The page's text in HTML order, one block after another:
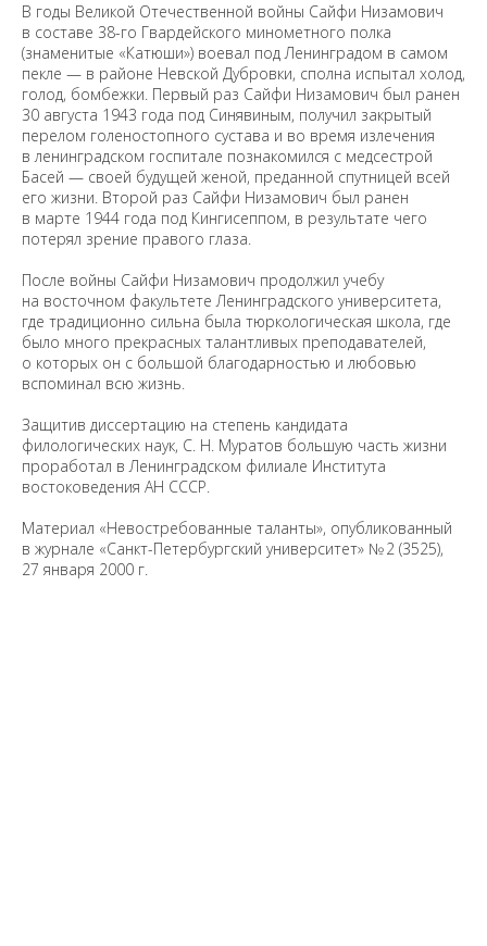
В годы Великой Отечественной войны Сайфи Низамович
в составе 38-го Гвардейского минометного полка
(знаменитые «Катюши») воевал под Ленинградом в самом
пекле — в районе Невской Дубровки, сполна испытал холод,
голод, бомбежки. Первый раз Сайфи Низамович был ранен
30 августа 1943 года под Синявиным, получил закрытый
перелом голеностопного сустава и во время излечения
в ленинградском госпитале познакомился с медсестрой
Басей — своей будущей женой, преданной спутницей всей
его жизни. Второй раз Сайфи Низамович был ранен
в марте 1944 года под Кингисеппом, в результате чего
потерял зрение правого глаза.
После войны Сайфи Низамович продолжил учебу
на восточном факультете Ленинградского университета,
где традиционно сильна была тюркологическая школа, где
было много прекрасных талантливых преподавателей,
о которых он с большой благодарностью и любовью
вспоминал всю жизнь.
Защитив диссертацию на степень кандидата
филологических наук, С. Н. Муратов большую часть жизни
проработал в Ленинградском филиале Института
востоковедения АН СССР.
Материал «Невостребованные таланты», опубликованный
в журнале «Санкт-Петербургский университет» № 2 (3525),
27 января 2000 г.